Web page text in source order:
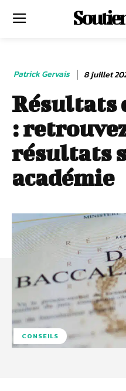
Patrick Gervais 8 juillet
Résultats
:
résultats
académie
CONSEILS